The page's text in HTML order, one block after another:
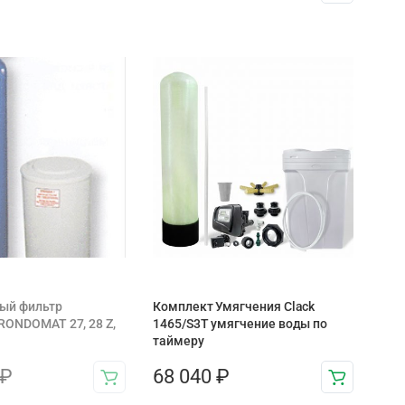
фильтр
27, 28 Z,
Комплект Умягчения Clack
1465/S3T умягчение воды по
таймеру
68 040 ₽